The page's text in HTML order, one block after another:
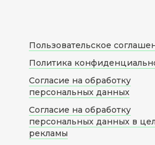
Пользовательское
Политика
Согласие на обработку
персональных данных
Согласие на обработку
персональных данных в
рекламы